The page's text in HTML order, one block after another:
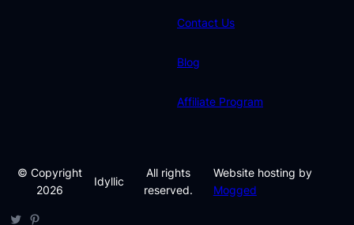
Contact Us
Blog
Affiliate Program
© Copyright
2026
Idyllic
All rights
reserved.
Website hosting by
Mogged
TwitterPinterest